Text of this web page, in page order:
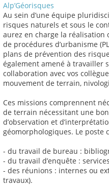
Alp’Géorisques
Au sein d’une équipe
risques naturels et sous le
aurez en charge la réalisation
de procédures d’urbanisme
plans de prévention des
également amené à travailler
collaboration avec vos
mouvement de terrain,
Ces missions comprennent
de terrain nécessitant une
d’observation et
géomorphologiques. Le poste
- du travail de bureau :
- du travail d’enquête :
- des réunions : internes ou
travaux).